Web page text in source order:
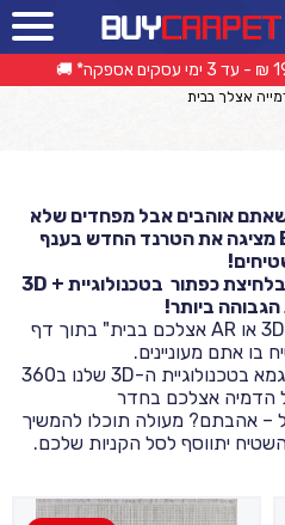
עסקים 🔁 בבית
אצלך בבית
אוהבים אבל מפחדים שלא
יתאים בבית? BuyCarpet מציגה את הטרנד החדש בענף
הדמיית שטיחים לבית ולסלון, בלחיצת כפתור בטכנולוגיית 3D +
: לחצו על לחצן "צפו ב3D או AR אצלכם בבית" בתוך דף
בו אתם מעוניינים.
: צפו בטיב השטיח והדוגמא בטכנולוגיית ה-3D שלנו ב360
הדמיה אצלכם בחדר
– אהבתם? מעולה תוכלו להמשיך
יתווסף לסל הקניות שלכם.